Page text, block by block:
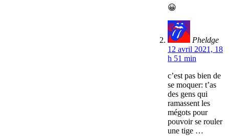
😀
Pheldge
12 avril 2021, 18
h 51 min
c’est pas bien de
se moquer: t’as
des gens qui
ramassent les
mégots pour
pouvoir se rouler
une tige …